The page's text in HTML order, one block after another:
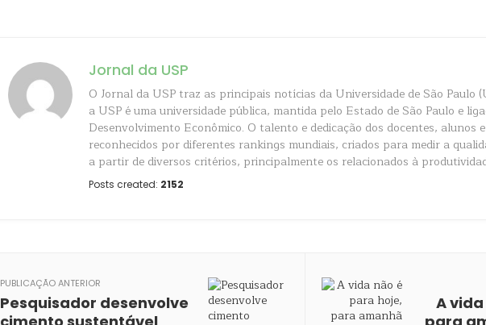
Jornal da USP
O Jornal da USP traz as principais notícias da Universidade de São Paulo
a USP é uma universidade pública, mantida pelo Estado de São Paulo e
Desenvolvimento Econômico. O talento e dedicação dos docentes, alunos
reconhecidos por diferentes rankings mundiais, criados para medir a
a partir de diversos critérios, principalmente os relacionados à
Posts created: 2152
PUBLICAÇÃO ANTERIOR
Pesquisador desenvolve
A